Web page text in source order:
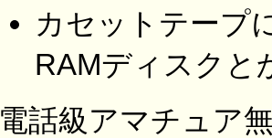
カセットテープ
RAMディスクと
電話級アマチュア